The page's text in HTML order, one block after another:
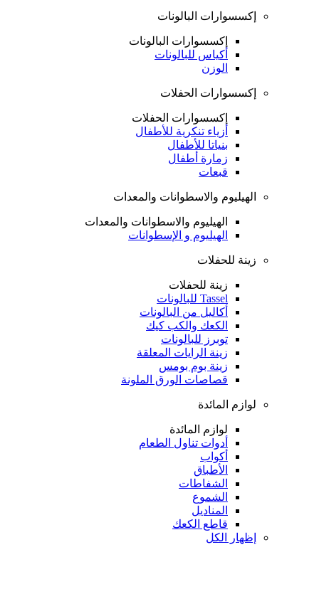
إكسسوارات البالونات
إكسسوارات البالونات
أكياس للبالونات
الوزن
إكسسوارات الحفلات
إكسسوارات الحفلات
أزياء تنكرية للأطفال
بنياتا للأطفال
زمارة أطفال
قبعات
الهيليوم والاسطوانات والمعدات
الهيليوم والاسطوانات والمعدات
الهيليوم و الإسطوانات
زينة للحفلات
زينة للحفلات
Tassel للبالونات
أكاليل من البالونات
الكعك والكب كيك
توبرز للبالونات
زينة الرايات المعلقة
زينة بوم بومس
قصاصات الورق الملونة
لوازم المائدة
لوازم المائدة
أدوات تناول الطعام
أكواب
الأطباق
الشفاطات
الشموع
المناديل
قاطع الكعك
إظهار الكل